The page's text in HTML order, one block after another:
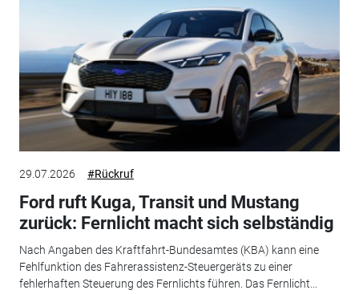
29.07.2026 #Rückruf
Ford ruft Kuga, Transit und Mustang
zurück: Fernlicht macht sich selbständig
Nach Angaben des Kraftfahrt-Bundesamtes (KBA) kann eine
Fehlfunktion des Fahrerassistenz-Steuergeräts zu einer
fehlerhaften Steuerung des Fernlichts führen. Das Fernlicht...